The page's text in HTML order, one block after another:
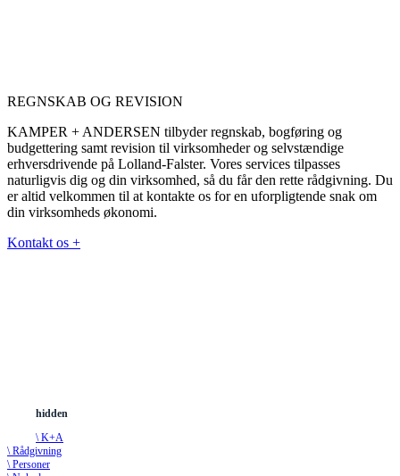
REGNSKAB OG REVISION
KAMPER + ANDERSEN tilbyder regnskab, bogføring og
budgettering samt revision til virksomheder og selvstændige
erhversdrivende på Lolland-Falster. Vores services tilpasses
naturligvis dig og din virksomhed, så du får den rette rådgivning. Du
er altid velkommen til at kontakte os for en uforpligtende snak om
din virksomheds økonomi.
Kontakt os +
hidden
\ K+A
\ Rådgivning
\ Personer